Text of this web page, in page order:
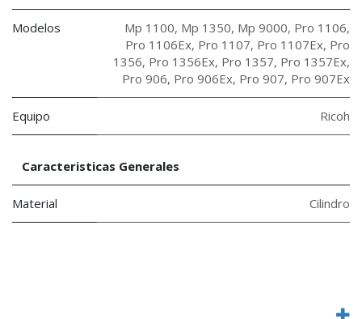
Modelos Mp 1100, Mp 1350, Mp 9000, Pro 1106,
Pro 1106Ex, Pro 1107, Pro 1107Ex, Pro
1356, Pro 1356Ex, Pro 1357, Pro 1357Ex,
Pro 906, Pro 906Ex, Pro 907, Pro 907Ex
Equipo Ricoh
Caracteristicas Generales
Material Cilindro